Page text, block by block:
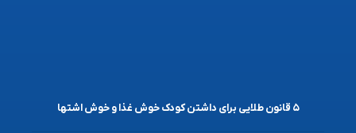
۵ قانون طلایی برای داشتن کودک خوش غذا و خوش اشتها